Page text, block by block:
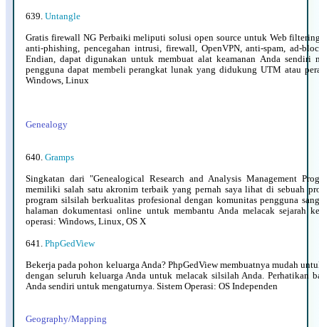
639. Untangle
Gratis firewall NG Perbaiki meliputi solusi open source untuk Web
anti-phishing, pencegahan intrusi, firewall, OpenVPN, anti-spam, ad-
Endian, dapat digunakan untuk membuat alat keamanan Anda sendiri
pengguna dapat membeli perangkat lunak yang didukung UTM atau
Windows, Linux
Genealogy
640. Gramps
Singkatan dari "Genealogical Research and Analysis Management
memiliki salah satu akronim terbaik yang pernah saya lihat di sebuah
program silsilah berkualitas profesional dengan komunitas pengguna
halaman dokumentasi online untuk membantu Anda melacak sejarah
operasi: Windows, Linux, OS X
641. PhpGedView
Bekerja pada pohon keluarga Anda? PhpGedView membuatnya mudah
dengan seluruh keluarga Anda untuk melacak silsilah Anda. Perhatikan
Anda sendiri untuk mengaturnya. Sistem Operasi: OS Independen
Geography/Mapping